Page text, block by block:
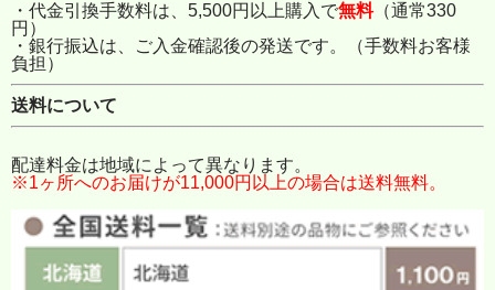
・代金引換手数料は、5,500円以上購入で無料（通常330
円）
・銀行振込は、ご入金確認後の発送です。（手数料お客様
負担）
送料について
配達料金は地域によって異なります。
※1ヶ所へのお届けが11,000円以上の場合は送料無料。